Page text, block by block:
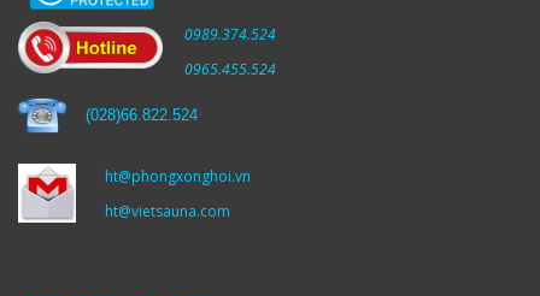
0989.374.524
0965.455.524
(028)66.822.524
ht@phongxonghoi.vn
ht@vietsauna.com